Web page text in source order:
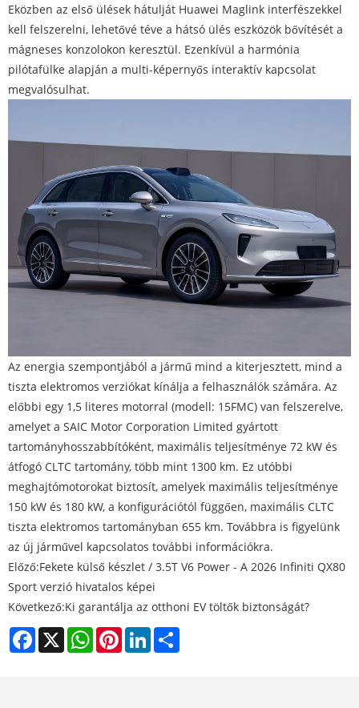
Eközben az első ülések hátulját Huawei Maglink interfészekkel
kell felszerelni, lehetővé téve a hátsó ülés eszközök bővítését a
mágneses konzolokon keresztül. Ezenkívül a harmónia
pilótafülke alapján a multi-képernyős interaktív kapcsolat
megvalósulhat.
Az energia szempontjából a jármű mind a kiterjesztett, mind a
tiszta elektromos verziókat kínálja a felhasználók számára. Az
előbbi egy 1,5 literes motorral (modell: 15FMC) van felszerelve,
amelyet a SAIC Motor Corporation Limited gyártott
tartományhosszabbítóként, maximális teljesítménye 72 kW és
átfogó CLTC tartomány, több mint 1300 km. Ez utóbbi
meghajtómotorokat biztosít, amelyek maximális teljesítménye
150 kW és 180 kW, a konfigurációtól függően, maximális CLTC
tiszta elektromos tartományban 655 km. Továbbra is figyelünk
az új járművel kapcsolatos további információkra.
Előző:Fekete külső készlet / 3.5T V6 Power - A 2026 Infiniti QX80
Sport verzió hivatalos képei
Következő:Ki garantálja az otthoni EV töltők biztonságát?
Facebook
X WhatsAppPinterestLinkedIn